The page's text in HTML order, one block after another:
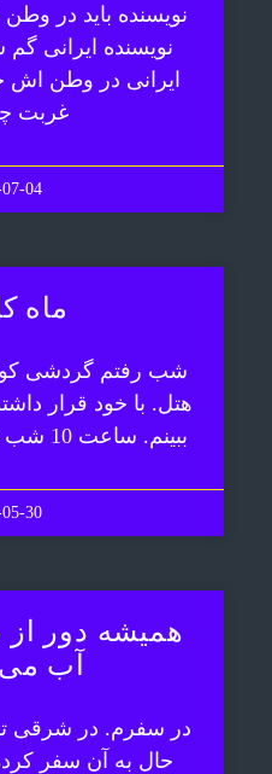
نویسنده باید در
نویسنده ایرانی
ایرانی در وطن اش
غربت
04
ماه
شب رفتم گردشی
هتل. با خود قرار
ببینم. ساعت 10 شب غروب می شود. پس
30
همیشه دور
آب
در سفرم. در شرقی
حال به آن سفر